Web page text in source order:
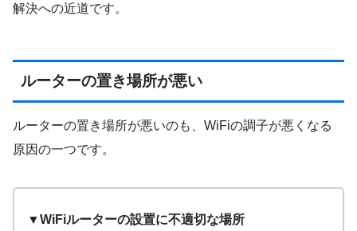
解決への近道です。
ルーターの置き場所が悪い
ルーターの置き場所が悪いのも、WiFiの調子が悪くなる
原因の一つです。
▼WiFiルーターの設置に不適切な場所